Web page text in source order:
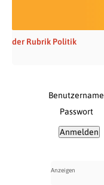
der Rubrik Politik
Benutzername
Passwort